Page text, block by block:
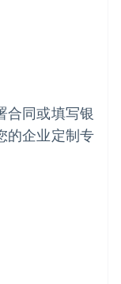
合同或填写银
的企业定制专